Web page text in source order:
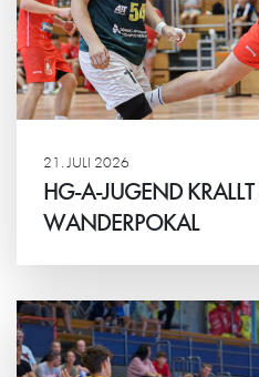
21. JULI 2026
HG-A-JUGEND KRALLT
WANDERPOKAL